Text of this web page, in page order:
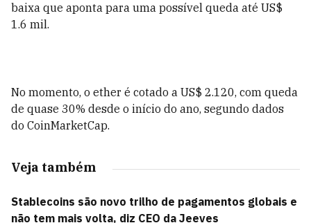
baixa que aponta para uma possível queda até US$
1.6 mil.
No momento, o ether é cotado a US$ 2.120, com queda
de quase 30% desde o início do ano, segundo dados
do CoinMarketCap.
Veja também
Stablecoins são novo trilho de pagamentos globais e
não tem mais volta, diz CEO da Jeeves